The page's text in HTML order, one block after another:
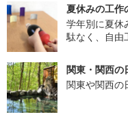
夏休みの工作
学年別に夏休
駄なく、自由
関東・関西の
関東や関西の